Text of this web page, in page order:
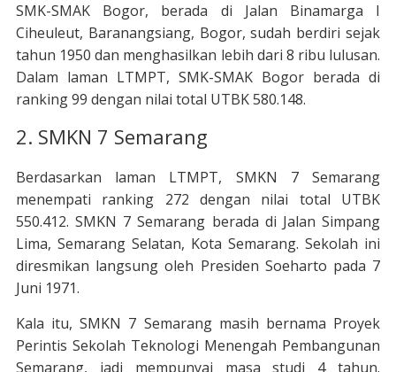
SMK-SMAK Bogor, berada di Jalan Binamarga I
Ciheuleut, Baranangsiang, Bogor, sudah berdiri sejak
tahun 1950 dan menghasilkan lebih dari 8 ribu lulusan.
Dalam laman LTMPT, SMK-SMAK Bogor berada di
ranking 99 dengan nilai total UTBK 580.148.
2. SMKN 7 Semarang
Berdasarkan laman LTMPT, SMKN 7 Semarang
menempati ranking 272 dengan nilai total UTBK
550.412. SMKN 7 Semarang berada di Jalan Simpang
Lima, Semarang Selatan, Kota Semarang. Sekolah ini
diresmikan langsung oleh Presiden Soeharto pada 7
Juni 1971.
Kala itu, SMKN 7 Semarang masih bernama Proyek
Perintis Sekolah Teknologi Menengah Pembangunan
Semarang, jadi mempunyai masa studi 4 tahun.